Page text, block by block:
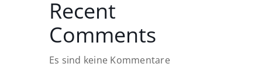
Recent
Comments
Es sind keine Kommentare